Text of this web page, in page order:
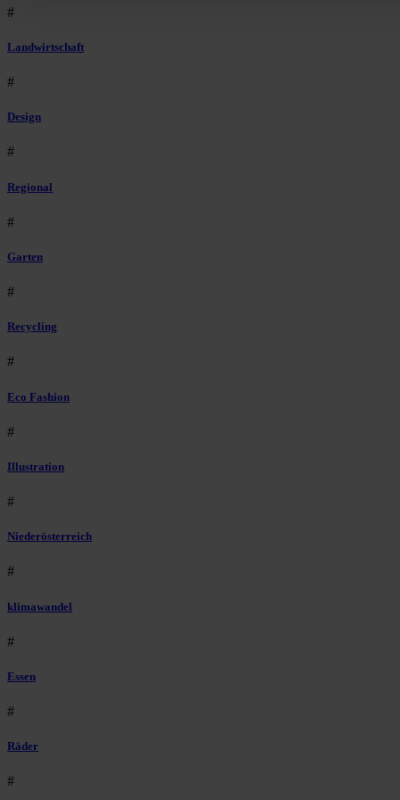
#
Landwirtschaft
#
Design
#
Regional
#
Garten
#
Recycling
#
Eco Fashion
#
Illustration
#
Niederösterreich
#
klimawandel
#
Essen
#
Räder
#